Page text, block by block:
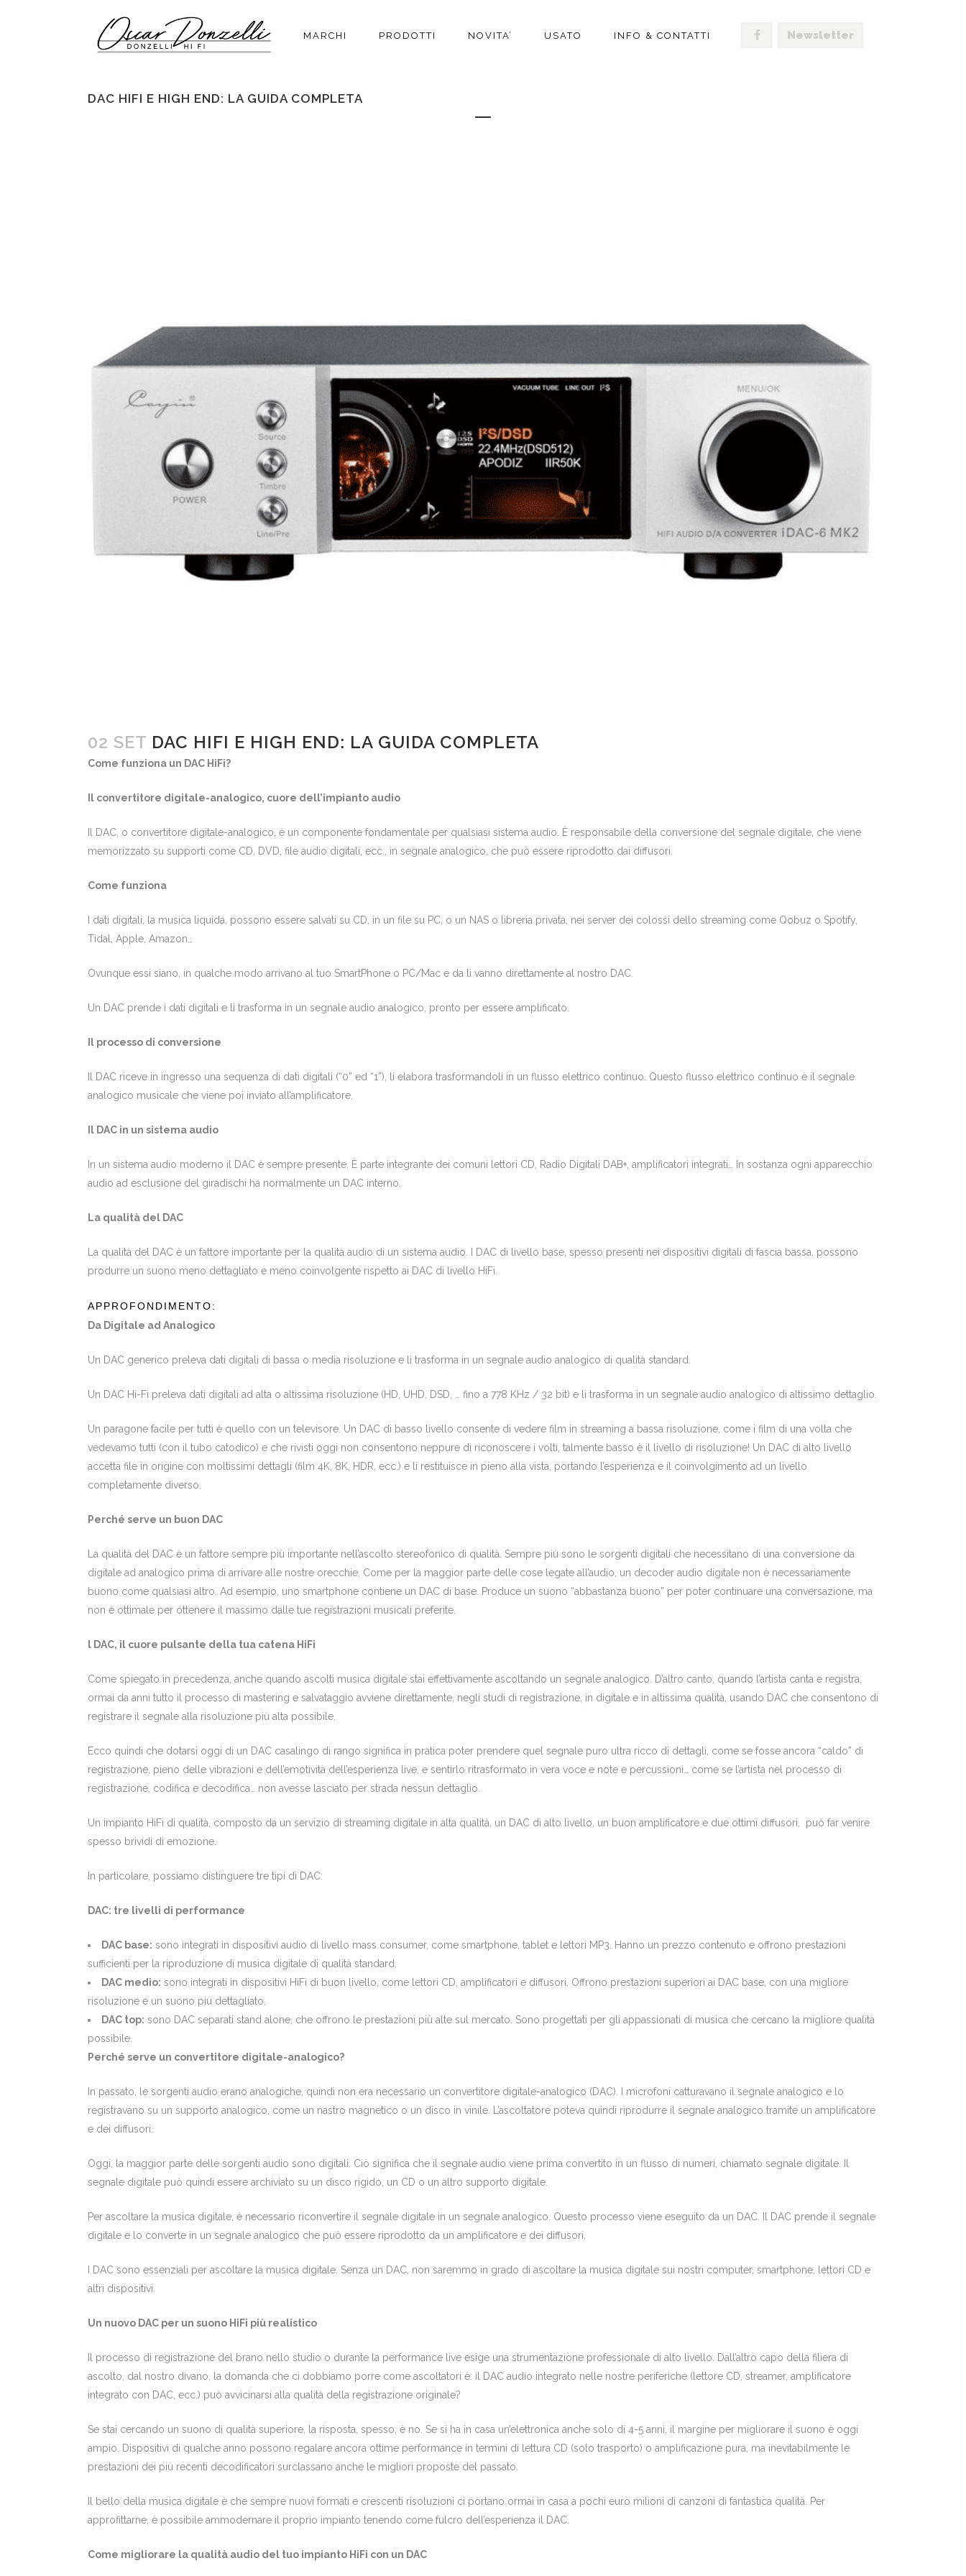
Newsletter
MARCHI PRODOTTI NOVITA’ USATO INFO & CONTATTI
DAC HIFI E HIGH END: LA GUIDA COMPLETA
02 SET DAC HIFI E HIGH END: LA GUIDA COMPLETA
Come funziona un DAC HiFi?
Il convertitore digitale-analogico, cuore dell’impianto audio
Il DAC, o convertitore digitale-analogico, è un componente fondamentale per qualsiasi sistema audio. È responsabile della conversione del segnale digitale, che viene
memorizzato su supporti come CD, DVD, file audio digitali, ecc., in segnale analogico, che può essere riprodotto dai diffusori.
Come funziona
I dati digitali, la musica liquida, possono essere salvati su CD, in un file su PC, o un NAS o libreria privata, nei server dei colossi dello streaming come Qobuz o Spotify,
Tidal, Apple, Amazon…
Ovunque essi siano, in qualche modo arrivano al tuo SmartPhone o PC/Mac e da li vanno direttamente al nostro DAC.
Un DAC prende i dati digitali e li trasforma in un segnale audio analogico, pronto per essere amplificato.
Il processo di conversione
Il DAC riceve in ingresso una sequenza di dati digitali (“0” ed “1”), li elabora trasformandoli in un flusso elettrico continuo. Questo flusso elettrico continuo è il segnale
analogico musicale che viene poi inviato all’amplificatore.
Il DAC in un sistema audio
In un sistema audio moderno il DAC è sempre presente. È parte integrante dei comuni lettori CD, Radio Digitali DAB+, amplificatori integrati… In sostanza ogni apparecchio
audio ad esclusione del giradischi ha normalmente un DAC interno.
La qualità del DAC
La qualità del DAC è un fattore importante per la qualità audio di un sistema audio. I DAC di livello base, spesso presenti nei dispositivi digitali di fascia bassa, possono
produrre un suono meno dettagliato e meno coinvolgente rispetto ai DAC di livello HiFi.
APPROFONDIMENTO:
Da Digitale ad Analogico
Un DAC generico preleva dati digitali di bassa o media risoluzione e li trasforma in un segnale audio analogico di qualità standard.
Un DAC Hi-Fi preleva dati digitali ad alta o altissima risoluzione (HD, UHD, DSD, … fino a 778 KHz / 32 bit) e li trasforma in un segnale audio analogico di altissimo dettaglio.
Un paragone facile per tutti è quello con un televisore. Un DAC di basso livello consente di vedere film in streaming a bassa risoluzione, come i film di una volta che
vedevamo tutti (con il tubo catodico) e che rivisti oggi non consentono neppure di riconoscere i volti, talmente basso è il livello di risoluzione! Un DAC di alto livello
accetta file in origine con moltissimi dettagli (film 4K, 8K, HDR, ecc.) e li restituisce in pieno alla vista, portando l’esperienza e il coinvolgimento ad un livello
completamente diverso.
Perché serve un buon DAC
La qualità del DAC è un fattore sempre più importante nell’ascolto stereofonico di qualità. Sempre più sono le sorgenti digitali che necessitano di una conversione da
digitale ad analogico prima di arrivare alle nostre orecchie. Come per la maggior parte delle cose legate all’audio, un decoder audio digitale non è necessariamente
buono come qualsiasi altro. Ad esempio, uno smartphone contiene un DAC di base. Produce un suono “abbastanza buono” per poter continuare una conversazione, ma
non è ottimale per ottenere il massimo dalle tue registrazioni musicali preferite.
l DAC, il cuore pulsante della tua catena HiFi
Come spiegato in precedenza, anche quando ascolti musica digitale stai effettivamente ascoltando un segnale analogico. D’altro canto, quando l’artista canta e registra,
ormai da anni tutto il processo di mastering e salvataggio avviene direttamente, negli studi di registrazione, in digitale e in altissima qualità, usando DAC che consentono di
registrare il segnale alla risoluzione più alta possibile.
Ecco quindi che dotarsi oggi di un DAC casalingo di rango significa in pratica poter prendere quel segnale puro ultra ricco di dettagli, come se fosse ancora “caldo” di
registrazione, pieno delle vibrazioni e dell’emotività dell’esperienza live, e sentirlo ritrasformato in vera voce e note e percussioni… come se l’artista nel processo di
registrazione, codifica e decodifica… non avesse lasciato per strada nessun dettaglio.
Un impianto HiFi di qualità, composto da un servizio di streaming digitale in alta qualità, un DAC di alto livello, un buon amplificatore e due ottimi diffusori, può far venire
spesso brividi di emozione.
In particolare, possiamo distinguere tre tipi di DAC:
DAC: tre livelli di performance
DAC base: sono integrati in dispositivi audio di livello mass consumer, come smartphone, tablet e lettori MP3. Hanno un prezzo contenuto e offrono prestazioni
sufficienti per la riproduzione di musica digitale di qualità standard.
DAC medio: sono integrati in dispositivi HiFi di buon livello, come lettori CD, amplificatori e diffusori. Offrono prestazioni superiori ai DAC base, con una migliore
risoluzione e un suono più dettagliato.
DAC top: sono DAC separati stand alone, che offrono le prestazioni più alte sul mercato. Sono progettati per gli appassionati di musica che cercano la migliore qualità
possibile.
Perché serve un convertitore digitale-analogico?
In passato, le sorgenti audio erano analogiche, quindi non era necessario un convertitore digitale-analogico (DAC). I microfoni catturavano il segnale analogico e lo
registravano su un supporto analogico, come un nastro magnetico o un disco in vinile. L’ascoltatore poteva quindi riprodurre il segnale analogico tramite un amplificatore
e dei diffusori.
Oggi, la maggior parte delle sorgenti audio sono digitali. Ciò significa che il segnale audio viene prima convertito in un flusso di numeri, chiamato segnale digitale. Il
segnale digitale può quindi essere archiviato su un disco rigido, un CD o un altro supporto digitale.
Per ascoltare la musica digitale, è necessario riconvertire il segnale digitale in un segnale analogico. Questo processo viene eseguito da un DAC. Il DAC prende il segnale
digitale e lo converte in un segnale analogico che può essere riprodotto da un amplificatore e dei diffusori.
I DAC sono essenziali per ascoltare la musica digitale. Senza un DAC, non saremmo in grado di ascoltare la musica digitale sui nostri computer, smartphone, lettori CD e
altri dispositivi.
Un nuovo DAC per un suono HiFi più realistico
Il processo di registrazione del brano nello studio o durante la performance live esige una strumentazione professionale di alto livello. Dall’altro capo della filiera di
ascolto, dal nostro divano, la domanda che ci dobbiamo porre come ascoltatori è: il DAC audio integrato nelle nostre periferiche (lettore CD, streamer, amplificatore
integrato con DAC, ecc.) può avvicinarsi alla qualità della registrazione originale?
Se stai cercando un suono di qualità superiore, la risposta, spesso, è no. Se si ha in casa un’elettronica anche solo di 4-5 anni, il margine per migliorare il suono è oggi
ampio. Dispositivi di qualche anno possono regalare ancora ottime performance in termini di lettura CD (solo trasporto) o amplificazione pura, ma inevitabilmente le
prestazioni dei più recenti decodificatori surclassano anche le migliori proposte del passato.
Il bello della musica digitale è che sempre nuovi formati e crescenti risoluzioni ci portano ormai in casa a pochi euro milioni di canzoni di fantastica qualità. Per
approfittarne, è possibile ammodernare il proprio impianto tenendo come fulcro dell’esperienza il DAC.
Come migliorare la qualità audio del tuo impianto HiFi con un DAC